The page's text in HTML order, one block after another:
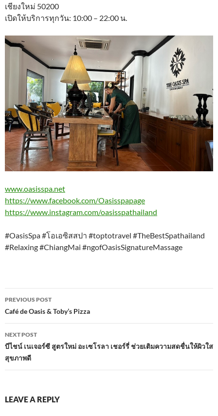
เชียงใหม่ 50200
เปิดให้บริการทุกวัน: 10:00 – 22:00 น.
www.oasisspa.net
https://www.facebook.com/Oasisspapage
https://www.instagram.com/oasisspathailand
#OasisSpa #โอเอซิสสปา #toptotravel #TheBestSpathailand
#Relaxing #ChiangMai #ngofOasisSignatureMassage
Post
navigation
PREVIOUS POST
Café de Oasis & Toby’s Pizza
NEXT POST
บีไชน์ เนเจอร์ซี สูตรใหม่ อะเซโรลา เชอร์รี่ ช่วยเติมความสดชื่นให้ผิวใส
สุขภาพดี
LEAVE A REPLY